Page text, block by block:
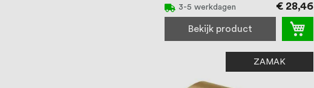
3-5 werkdagen € 28,46
Bekijk product
ZAMAK